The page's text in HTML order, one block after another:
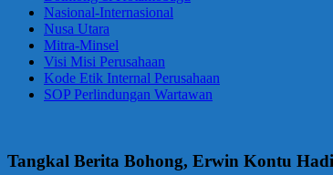
Nasional-Internasional
Nusa Utara
Mitra-Minsel
Visi Misi Perusahaan
Kode Etik Internal Perusahaan
SOP Perlindungan Wartawan
Tangkal Berita Bohong, Erwin Kontu